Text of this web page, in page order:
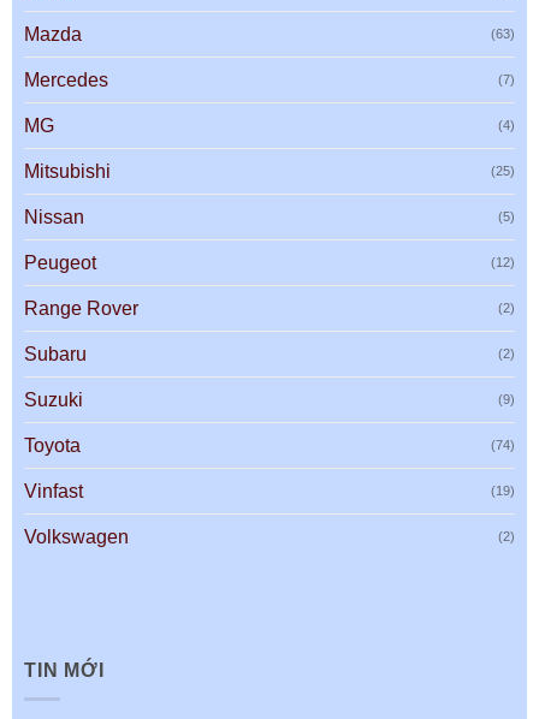
Mazda (63)
Mercedes (7)
MG (4)
Mitsubishi (25)
Nissan (5)
Peugeot (12)
Range Rover (2)
Subaru (2)
Suzuki (9)
Toyota (74)
Vinfast (19)
Volkswagen (2)
TIN MỚI